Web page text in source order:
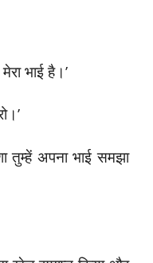
भाई है।’
तुम्हें अपना भाई समझा